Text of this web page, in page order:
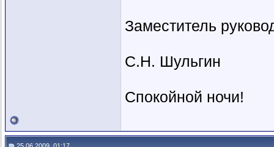
Заместитель
С.Н. Шульгин
Спокойной ночи!